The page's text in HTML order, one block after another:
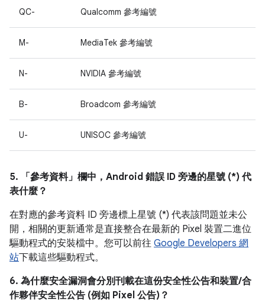
QC- Qualcomm 參考編號
M- MediaTek 參考編號
N- NVIDIA 參考編號
B- Broadcom 參考編號
U- UNISOC 參考編號
5. 「參考資料」 欄中，Android 錯誤 ID 旁邊的星號 (*) 代
表什麼？
在對應的參考資料 ID 旁邊標上星號 (*) 代表該問題並未公
開，相關的更新通常是直接整合在最新的 Pixel 裝置二進位
驅動程式的安裝檔中。您可以前往 Google Developers 網
站下載這些驅動程式。
6. 為什麼安全漏洞會分別刊載在這份安全性公告和裝置/合
作夥伴安全性公告 (例如 Pixel 公告)？